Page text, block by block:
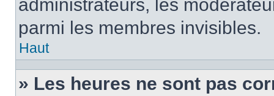
administrateurs, les
parmi les membres invisibles.
Haut
» Les heures ne sont pas